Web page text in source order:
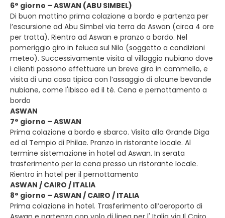
6° giorno – ASWAN (ABU SIMBEL)
Di buon mattino prima colazione a bordo e partenza per
l’escursione ad Abu Simbel via terra da Aswan (circa 4 ore
per tratta). Rientro ad Aswan e pranzo a bordo. Nel
pomeriggio giro in feluca sul Nilo (soggetto a condizioni
meteo). Successivamente visita al villaggio nubiano dove
i clienti possono effettuare un breve giro in cammello, e
visita di una casa tipica con l’assaggio di alcune bevande
nubiane, come l'ibisco ed il tè. Cena e pernottamento a
bordo
ASWAN
7° giorno – ASWAN
Prima colazione a bordo e sbarco. Visita alla Grande Diga
ed al Tempio di Philae. Pranzo in ristorante locale. Al
termine sistemazione in hotel ad Aswan. In serata
trasferimento per la cena presso un ristorante locale.
Rientro in hotel per il pernottamento
ASWAN / CAIRO / ITALIA
8° giorno – ASWAN / CAIRO / ITALIA
Prima colazione in hotel. Trasferimento all’aeroporto di